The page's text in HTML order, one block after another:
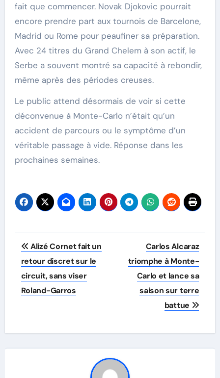
fait que commencer. Novak Djokovic pourrait
encore prendre part aux tournois de Barcelone,
Madrid ou Rome pour peaufiner sa préparation.
Avec 24 titres du Grand Chelem à son actif, le
Serbe a souvent montré sa capacité à rebondir,
même après des périodes creuses.
Le public attend désormais de voir si cette
déconvenue à Monte-Carlo n’était qu’un
accident de parcours ou le symptôme d’un
véritable passage à vide. Réponse dans les
prochaines semaines.
Post
navigation
Alizé Cornet fait un
retour discret sur le
circuit, sans viser
Roland-Garros
Carlos Alcaraz
triomphe à Monte-
Carlo et lance sa
saison sur terre
battue